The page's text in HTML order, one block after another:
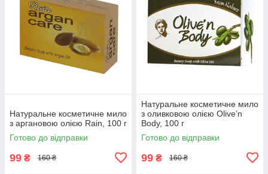
Натуральне косметичне мило
з аргановою олією Rain, 100 г
Готово до відправки
99 ₴ 160 ₴
Натуральне косметичне мило
з оливковою олією Olive’n
Body, 100 г
Готово до відправки
99 ₴ 160 ₴